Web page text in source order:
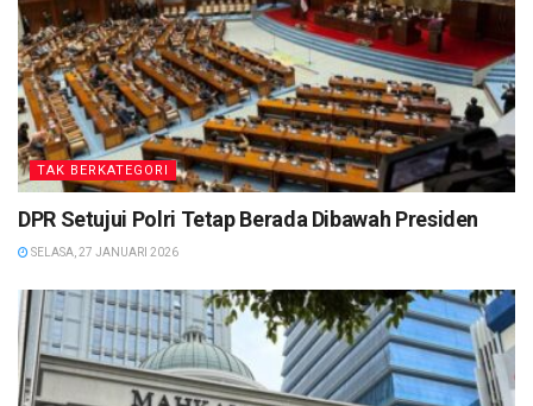
TAK BERKATEGORI
DPR Setujui Polri Tetap Berada Dibawah Presiden
SELASA, 27 JANUARI 2026